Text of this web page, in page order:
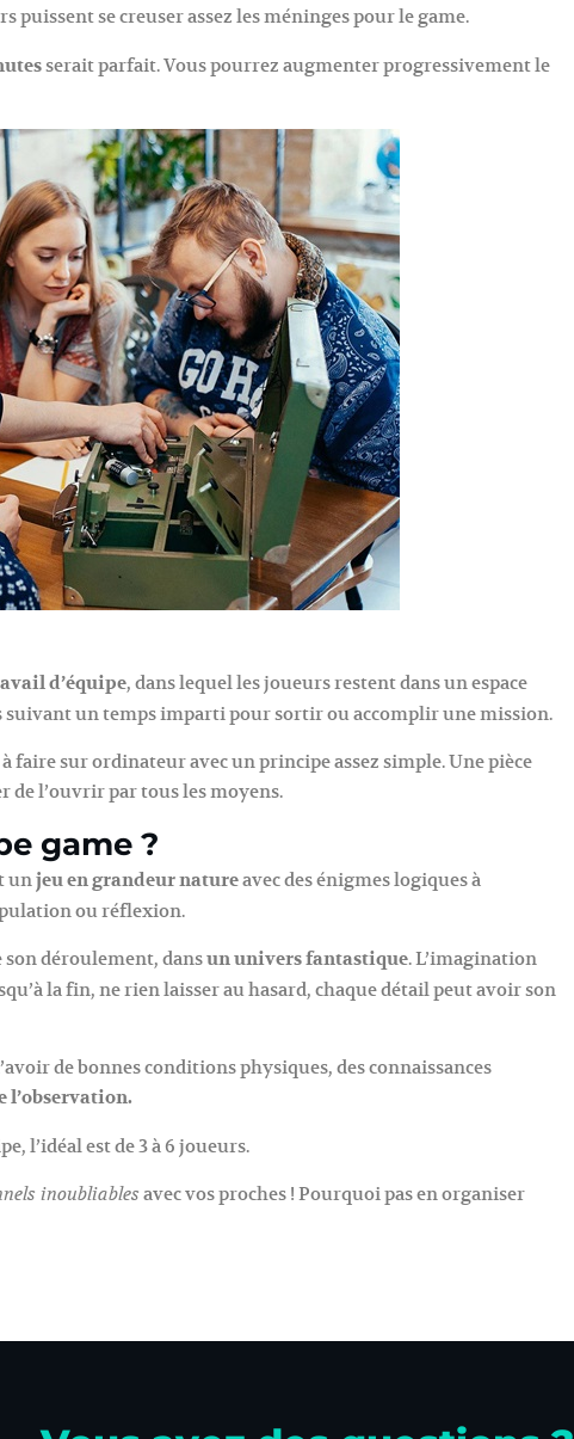
puissent se creuser assez les méninges pour le game.
serait parfait. Vous pourrez augmenter progressivement le
d’équipe, dans lequel les joueurs restent dans un espace
suivant un temps imparti pour sortir ou accomplir une mission.
faire sur ordinateur avec un principe assez simple. Une pièce
de l’ouvrir par tous les moyens.
game ?
unjeu en grandeur natureavec des énigmes logiques à
ou réflexion.
son déroulement, dansun univers fantastique. L’imagination
la fin, ne rien laisser au hasard, chaque détail peut avoir son
de bonnes conditions physiques, des connaissances
l’observation.
l’idéal est de 3 à 6 joueurs.
inoubliables avec vos proches ! Pourquoi pas en organiser